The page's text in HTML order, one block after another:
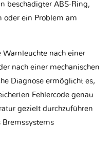
beschädigter ABS-Ring,
oder ein Problem am
nach einer
nach einer mechanischen
Diagnose ermöglicht es,
Fehlercode genau
gezielt durchzuführen